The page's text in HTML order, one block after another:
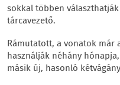
sokkal többen
tárcavezető.
Rámutatott, a vonatok már
használják néhány
másik új, hasonló